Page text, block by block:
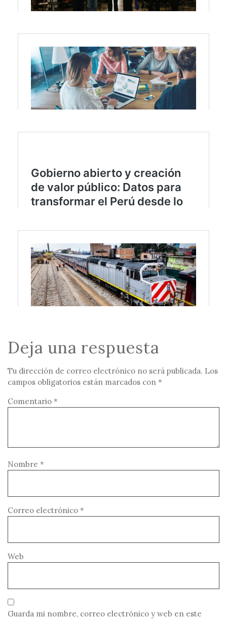
Deja una respuesta
Tu dirección de correo electrónico no será publicada. Los
campos obligatorios están marcados con *
Comentario *
Nombre *
Correo electrónico *
Web
Guarda mi nombre, correo electrónico y web en este